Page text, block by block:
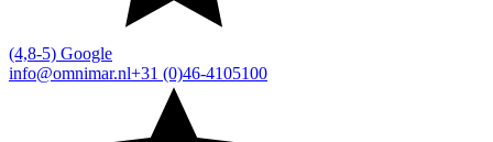
(4,8-5) Google
info@omnimar.nl+31 (0)46-4105100